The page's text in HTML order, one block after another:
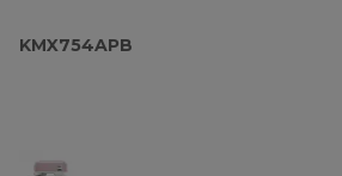
KMX754APB